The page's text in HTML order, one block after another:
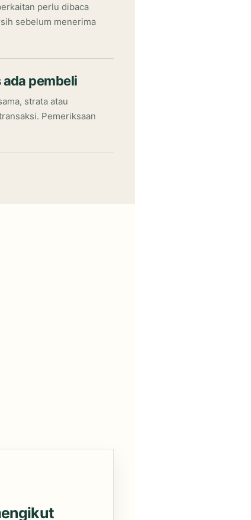
perlu dibaca
sebelum menerima
pembeli
strata atau
Pemeriksaan